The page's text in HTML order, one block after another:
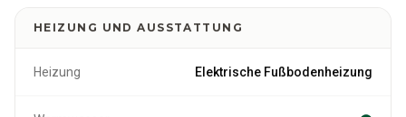
HEIZUNG UND AUSSTATTUNG
Heizung Elektrische Fußbodenheizung